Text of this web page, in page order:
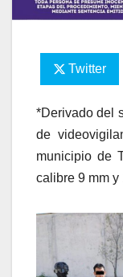
Twitter
*Derivado del
de
municipio de
calibre 9 mm